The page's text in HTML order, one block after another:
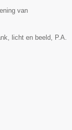
van
licht en beeld, P.A.